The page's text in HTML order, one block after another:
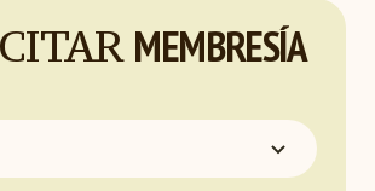
MEMBRESÍA